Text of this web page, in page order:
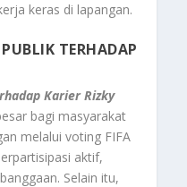
keras di lapangan.
TERHADAP
Karier Rizky
bagi masyarakat
melalui voting FIFA
aktif,
Selain itu,